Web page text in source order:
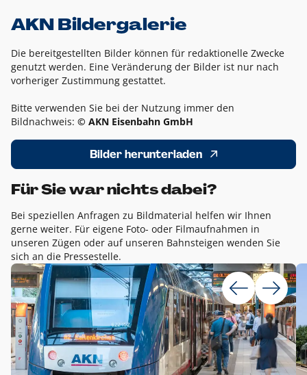
AKN Bildergalerie
Die bereitgestellten Bilder können für redaktionelle Zwecke
genutzt werden. Eine Veränderung der Bilder ist nur nach
vorheriger Zustimmung gestattet.
Bitte verwenden Sie bei der Nutzung immer den
Bildnachweis: © AKN Eisenbahn GmbH
Bilder herunterladen
Für Sie war nichts dabei?
Bei speziellen Anfragen zu Bildmaterial helfen wir Ihnen
gerne weiter. Für eigene Foto- oder Filmaufnahmen in
unseren Zügen oder auf unseren Bahnsteigen wenden Sie
sich an die Pressestelle.